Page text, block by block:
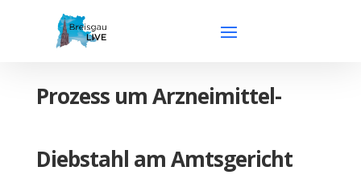
Prozess um Arzneimittel-
Diebstahl am Amtsgericht